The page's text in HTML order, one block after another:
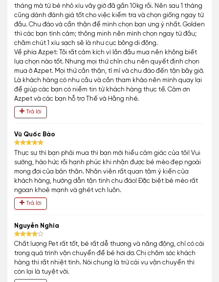
tháng mà từ bé nhỏ xíu vây giờ đã gần 10kg rồi. Nên sau 1 tháng
cũng dành đánh giá tốt cho việc kiểm tra và chọn giống ngay từ
đầu. Chu đáo và cẩn thận để mình chọn bạn ưng ý nhất. Golden
thì các bạn tình cảm; thông minh nên mình chọn ngay từ đầu;
chăm chút 1 xíu sạch sẽ là như cục bông di động.
Về phía Azpet: Tôi rất cảm kích vì lần đầu mua nên không biết
lựa chọn nào tốt. Nhưng mọi thứ chỉn chu nên quyết định chọn
mua ở Azpet. Mọi thứ cần thận, tỉ mỉ và chu đáo đến tận bây giờ.
Là khách hàng có nhu cầu và cần tham khảo nên mình quay lại
để giúp các bạn có niềm tin từ khách hàng thực tế. Cảm ơn
Azpet và các bạn hỗ trợ Thế và Hằng nhé.
Trả lời
Vũ Quốc Bảo
Thực sự thì bạn phải mua thì bạn mới hiểu cảm giác của tôi! Vui
sướng, háo hức rồi hạnh phúc khi nhận được bé mèo đẹp ngoài
mong đợi của bản thân. Nhân viên rất quan tâm ý kiến của
khách hàng, hướng dẫn tận tình chu đáo! Đặc biệt bé mèo rất
ngoan khoẻ mạnh và ghét vch luôn.
Trả lời
Nguyễn Nghĩa
Chất lượng Pet rất tốt, bé rất dễ thương và năng động, chỉ có cái
trong quá trình vận chuyển để bé hơi dơ. Chị chăm sóc khách
hàng thì rất nhiệt tình. Nói chung là trừ cái vụ vận chuyển thì
còn lại là tuyệt vời.